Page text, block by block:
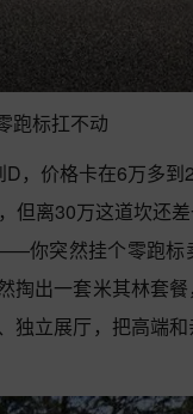
跑标扛不动
，价格卡在6万多
但离30万这道坎还
你突然挂个零跑
掏出一套米其林套
独立展厅，把高端